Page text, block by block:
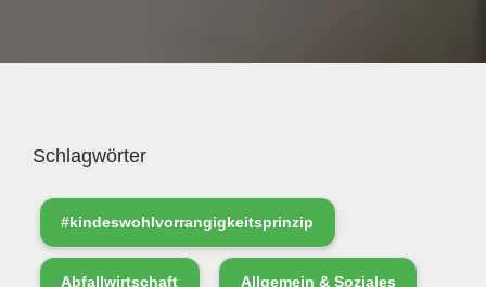
Schlagwörter
#kindeswohlvorrangigkeitsprinzip
Abfallwirtschaft Allgemein & Soziales